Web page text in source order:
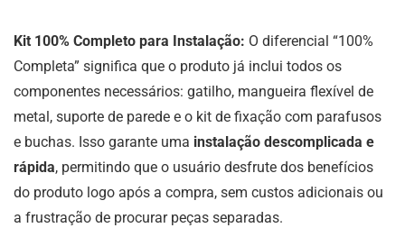
Kit 100% Completo para Instalação: O diferencial “100%
Completa” significa que o produto já inclui todos os
componentes necessários: gatilho, mangueira flexível de
metal, suporte de parede e o kit de fixação com parafusos
e buchas. Isso garante uma instalação descomplicada e
rápida, permitindo que o usuário desfrute dos benefícios
do produto logo após a compra, sem custos adicionais ou
a frustração de procurar peças separadas.